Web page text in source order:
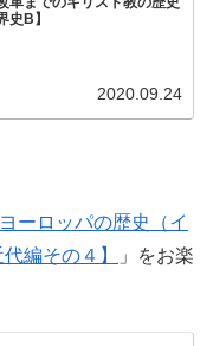
史B】
2020.09.24
ーロッパの歴史（イ
編その４】
」をお楽